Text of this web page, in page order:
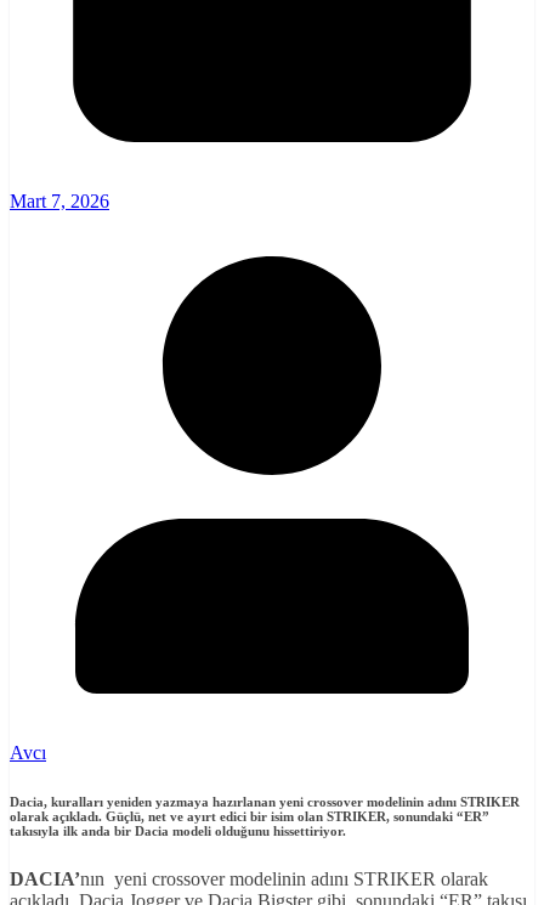
Mart 7, 2026
Avcı
Dacia, kuralları yeniden yazmaya hazırlanan yeni crossover modelinin adını STRIKER
olarak açıkladı. Güçlü, net ve ayırt edici bir isim olan STRIKER, sonundaki “ER”
takısıyla ilk anda bir Dacia modeli olduğunu hissettiriyor.
DACIA’nın yeni crossover modelinin adını STRIKER olarak
açıkladı. Dacia Jogger ve Dacia Bigster gibi, sonundaki “ER” takısı